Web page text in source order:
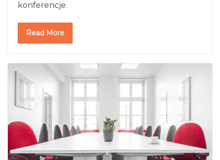
konferencje.
Read More